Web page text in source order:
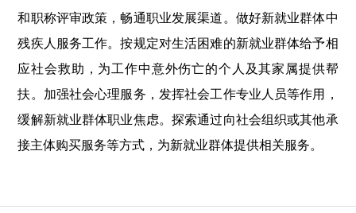
和职称评审政策，畅通职业发展渠道。做好新就业群体中
残疾人服务工作。按规定对生活困难的新就业群体给予相
应社会救助，为工作中意外伤亡的个人及其家属提供帮
扶。加强社会心理服务，发挥社会工作专业人员等作用，
缓解新就业群体职业焦虑。探索通过向社会组织或其他承
接主体购买服务等方式，为新就业群体提供相关服务。